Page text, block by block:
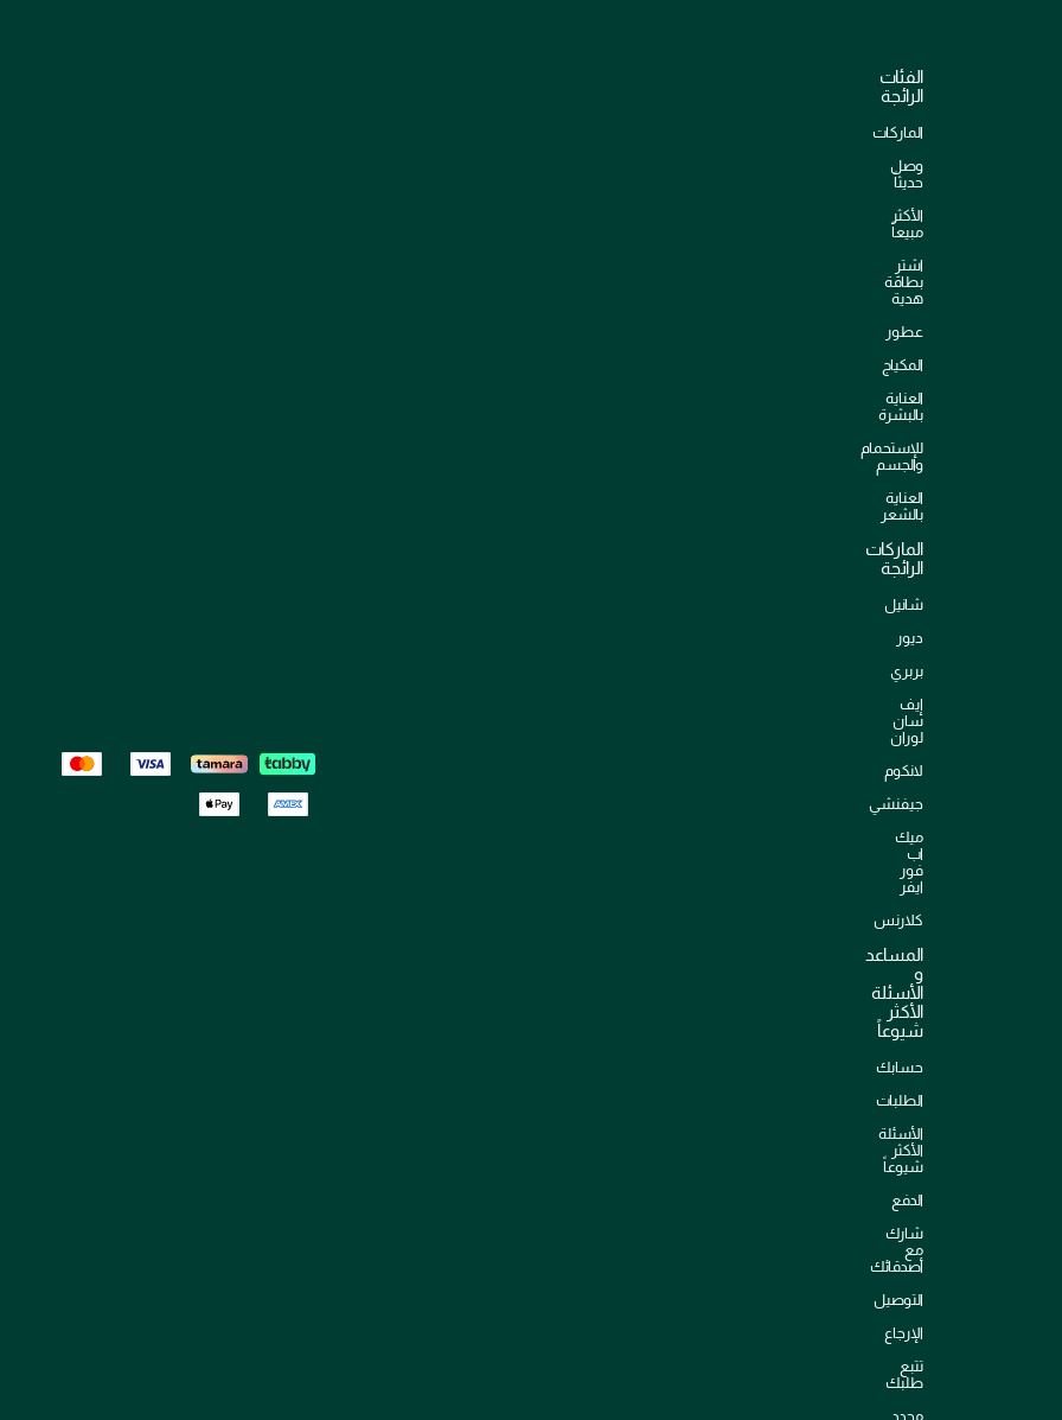
الفئات
الرائجة
الماركات
وصل
حديثاً
الأكثر
مبيعاً
اشترِ
بطاقة
هدية
عطور
المكياج
العناية
بالبشرة
للإستحمام
والجسم
العناية
بالشعر
الماركات
الرائجة
شانيل
ديور
بربري
إيف
سان
لوران
لانكوم
جيفنشي
ميك
اب
فور
ايفر
كلارنس
المساعد
و
الأسئلة
الأكثر
شيوعاً
حسابك
الطلبات
الأسئلة
الأكثر
شيوعاً
الدفع
شارك
مع
أصدقائك
التوصيل
الإرجاع
تتبع
طلبك
محدد